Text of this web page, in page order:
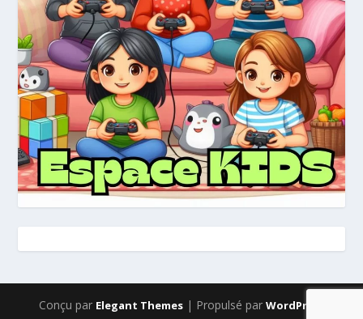
Conçu par Elegant Themes| Propulsé par WordPress